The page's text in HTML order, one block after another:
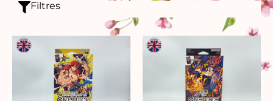
Filtres